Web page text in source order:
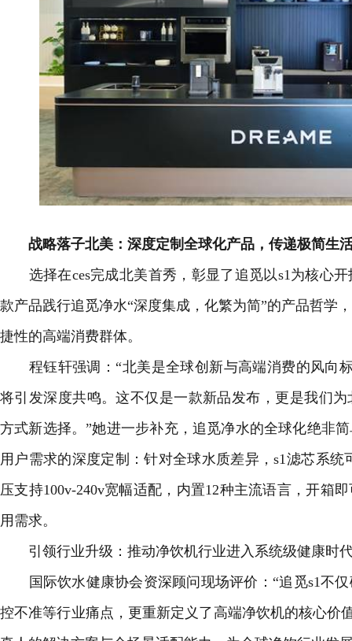
战略落子北美：深度定制全球化产品，传递极简生
选择在ces完成北美首秀，彰显了追觅以s1为核心开
款产品践行追觅净水“深度集成，化繁为简”的产品哲学
捷性的高端消费群体。
程钰轩强调：“北美是全球创新与高端消费的风向标
将引发深度共鸣。这不仅是一款新品发布，更是我们
方式新选择。”她进一步补充，追觅净水的全球化绝非
用户需求的深度定制：针对全球水质差异，s1滤芯系
压支持100v-240v宽幅适配，内置12种主流语言，开箱
用需求。
引领行业升级：推动净饮机行业进入系统级健康时
国际饮水健康协会资深顾问现场评价：“追觅s1不仅
控不准等行业痛点，更重新定义了高端净饮机的核心价